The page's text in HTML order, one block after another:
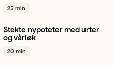
25 min
Potet Vårløk
Sjalottløk
Stekte nypoteter med urter
og vårløk
20 min